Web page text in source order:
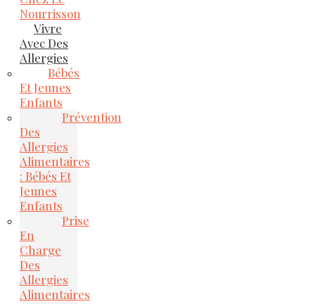
Nourrisson
Vivre
Avec Des
Allergies
Bébés
Et Jeunes
Enfants
Prévention
Des
Allergies
Alimentaires
: Bébés Et
Jeunes
Enfants
Prise
En
Charge
Des
Allergies
Alimentaires